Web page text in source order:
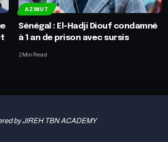
AZIMUT
Sénégal : El-Hadji Diouf condamné
à 1 an de prison avec sursis
2 Min Read
by JIREH TBN ACADEMY